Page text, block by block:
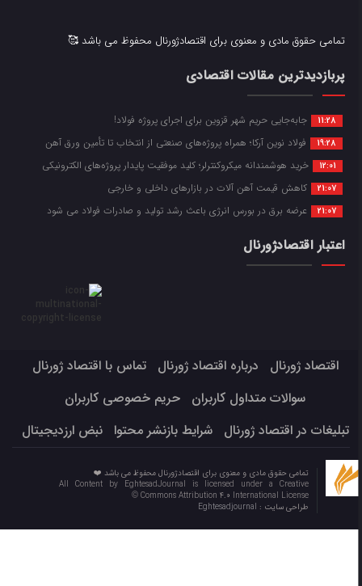
تمامی حقوق مادی و معنوی برای اقتصادژورنال محفوظ می باشد 🥰
پربازدیدترین مقالات اقتصادی
11:28 جابه‌جایی حریم شهر قزوین برای اجرای پروژه فولاد!
19:28 فولاد نوین آرکا؛ همراه پروژه‌های صنعتی از انتخاب تا تأمین ورق آهن
12:01 خرید هوشمندانه میکروکنترلر؛ کلید موفقیت پایدار پروژه‌های الکترونیکی
21:07 کاهش قیمت آهن آلات در بازارهای داخلی و خارجی
21:07 عرضه برق در بورس انرژی باعث رشد تولید و صادرات فولاد می شود
اعتبار اقتصادژورنال
اقتصاد ژورنال درباره اقتصاد ژورنال
تماس با اقتصاد ژورنال
سوالات متداول کاربران
حریم خصوصی کاربران
تبلیغات در اقتصاد ژورنال
شرایط بازنشر محتوا نبض ارزدیجیتال
تمامی حقوق مادی و معنوی برای اقتصادژورنال محفوظ می باشد ❤️
All Content by EghtesadJournal is licensed under a Creative
Commons Attribution 4.0 International License ©️
طراحی سایت :